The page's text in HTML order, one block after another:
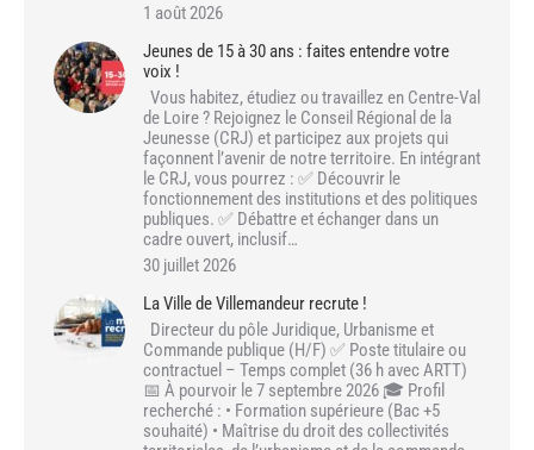
1 août 2026
Jeunes de 15 à 30 ans : faites entendre votre
voix !
Vous habitez, étudiez ou travaillez en Centre-Val
de Loire ? Rejoignez le Conseil Régional de la
Jeunesse (CRJ) et participez aux projets qui
façonnent l’avenir de notre territoire. En intégrant
le CRJ, vous pourrez : ✅ Découvrir le
fonctionnement des institutions et des politiques
publiques. ✅ Débattre et échanger dans un
cadre ouvert, inclusif…
30 juillet 2026
La Ville de Villemandeur recrute !
Directeur du pôle Juridique, Urbanisme et
Commande publique (H/F) ✅ Poste titulaire ou
contractuel – Temps complet (36 h avec ARTT)
📅 À pourvoir le 7 septembre 2026 🎓 Profil
recherché : • Formation supérieure (Bac +5
souhaité) • Maîtrise du droit des collectivités